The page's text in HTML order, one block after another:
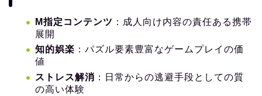
M指定コンテンツ ：成人向け内容の責任ある携帯
展開
知的娯楽 ：パズル要素豊富なゲームプレイの価
値
ストレス解消 ：日常からの逃避手段としての質
の高い体験